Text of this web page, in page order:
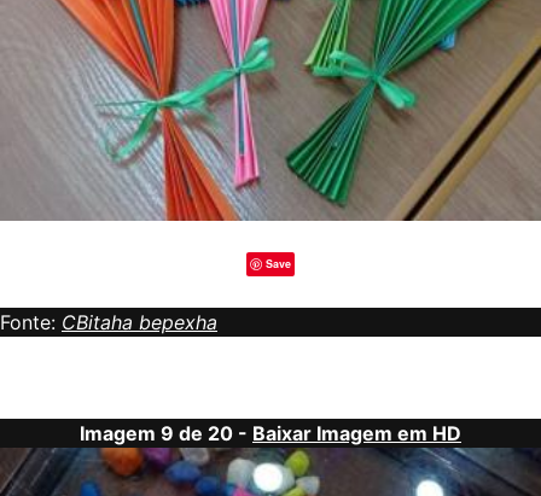
Save
Fonte: CBitaha bepexha
Imagem 9 de 20 - Baixar Imagem em HD